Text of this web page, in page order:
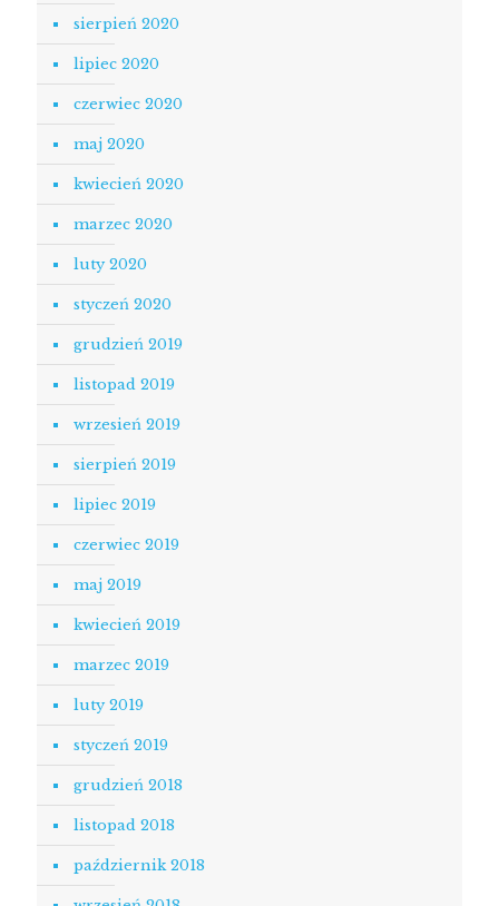
sierpień 2020
lipiec 2020
czerwiec 2020
maj 2020
kwiecień 2020
marzec 2020
luty 2020
styczeń 2020
grudzień 2019
listopad 2019
wrzesień 2019
sierpień 2019
lipiec 2019
czerwiec 2019
maj 2019
kwiecień 2019
marzec 2019
luty 2019
styczeń 2019
grudzień 2018
listopad 2018
październik 2018